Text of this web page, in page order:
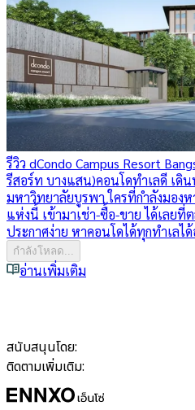
รีวิว dCondo Campus Resort
รีสอร์ท บางแสน)คอนโดทำเลดี เดิ
มหาวิทยาลัยบูรพา ใครที่กำลังมอง
แห่งนี้ เข้ามาเช่า-ซื้อ-ขาย ได้เลยที่
ประกาศง่าย หาคอนโดได้ทุกทำเลได้
กำลังโหลด...
อ่านเพิ่มเติม
สนับสนุนโดย:
ติดตามเพิ่มเติม: